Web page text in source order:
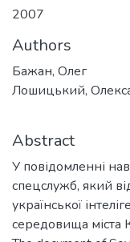
2007
Authors
Бажан, Олег
Лошицький,
Abstract
У повідомленні
спецслужб, який
української
середовища міста